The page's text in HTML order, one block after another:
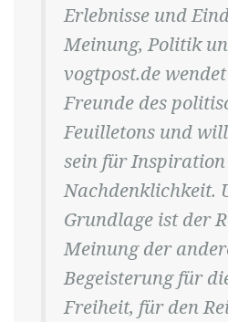
Erlebnisse und
Meinung, Politik
vogtpost.de
Freunde des
Feuilletons und
sein für
Nachdenklichkeit.
Grundlage ist der
Meinung der
Begeisterung für
Freiheit, für den